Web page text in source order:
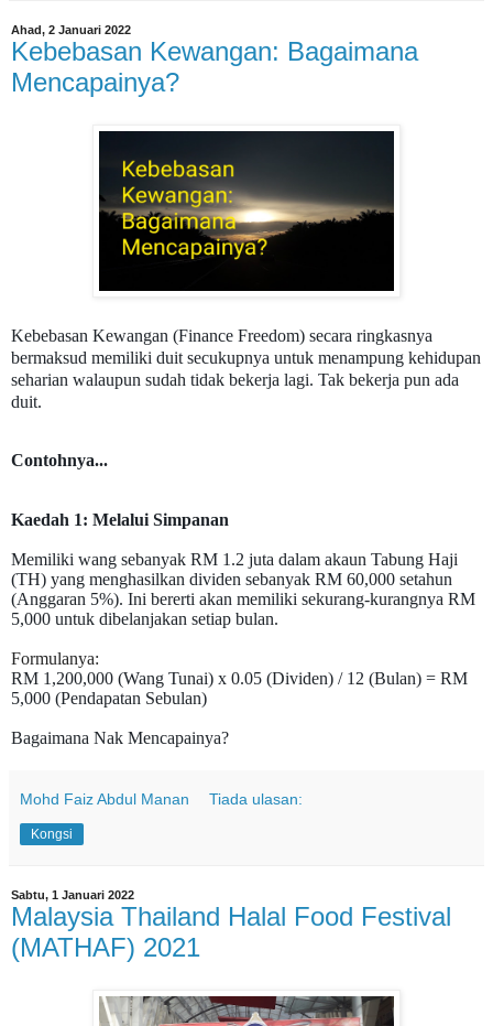
Ahad, 2 Januari 2022
Kebebasan Kewangan: Bagaimana
Mencapainya?
Kebebasan Kewangan (Finance Freedom) secara ringkasnya
bermaksud memiliki duit secukupnya untuk menampung kehidupan
seharian walaupun sudah tidak bekerja lagi. Tak bekerja pun ada
duit.
Contohnya...
Kaedah 1: Melalui Simpanan
Memiliki wang sebanyak RM 1.2 juta dalam akaun Tabung Haji
(TH) yang menghasilkan dividen sebanyak RM 60,000 setahun
(Anggaran 5%). Ini bererti akan memiliki sekurang-kurangnya RM
5,000 untuk dibelanjakan setiap bulan.
Formulanya:
RM 1,200,000 (Wang Tunai) x 0.05 (Dividen) / 12 (Bulan) = RM
5,000 (Pendapatan Sebulan)
Bagaimana Nak Mencapainya?
Mohd Faiz Abdul Manan Tiada ulasan:
Kongsi
Sabtu, 1 Januari 2022
Malaysia Thailand Halal Food Festival
(MATHAF) 2021